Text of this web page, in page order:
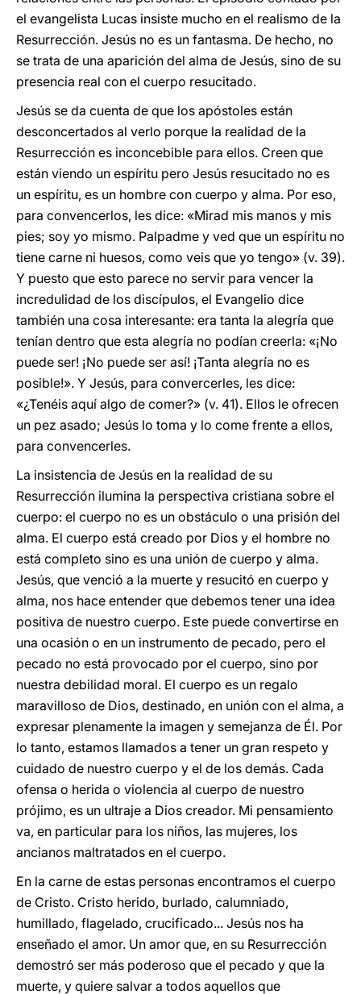
el evangelista Lucas insiste mucho en el realismo de la
Resurrección. Jesús no es un fantasma. De hecho, no
se trata de una aparición del alma de Jesús, sino de su
presencia real con el cuerpo resucitado.
Jesús se da cuenta de que los apóstoles están
desconcertados al verlo porque la realidad de la
Resurrección es inconcebible para ellos. Creen que
están viendo un espíritu pero Jesús resucitado no es
un espíritu, es un hombre con cuerpo y alma. Por eso,
para convencerlos, les dice: «Mirad mis manos y mis
pies; soy yo mismo. Palpadme y ved que un espíritu no
tiene carne ni huesos, como veis que yo tengo» (v. 39).
Y puesto que esto parece no servir para vencer la
incredulidad de los discípulos, el Evangelio dice
también una cosa interesante: era tanta la alegría que
tenían dentro que esta alegría no podían creerla: «¡No
puede ser! ¡No puede ser así! ¡Tanta alegría no es
posible!». Y Jesús, para convercerles, les dice:
«¿Tenéis aquí algo de comer?» (v. 41). Ellos le ofrecen
un pez asado; Jesús lo toma y lo come frente a ellos,
para convencerles.
La insistencia de Jesús en la realidad de su
Resurrección ilumina la perspectiva cristiana sobre el
cuerpo: el cuerpo no es un obstáculo o una prisión del
alma. El cuerpo está creado por Dios y el hombre no
está completo sino es una unión de cuerpo y alma.
Jesús, que venció a la muerte y resucitó en cuerpo y
alma, nos hace entender que debemos tener una idea
positiva de nuestro cuerpo. Este puede convertirse en
una ocasión o en un instrumento de pecado, pero el
pecado no está provocado por el cuerpo, sino por
nuestra debilidad moral. El cuerpo es un regalo
maravilloso de Dios, destinado, en unión con el alma, a
expresar plenamente la imagen y semejanza de Él. Por
lo tanto, estamos llamados a tener un gran respeto y
cuidado de nuestro cuerpo y el de los demás. Cada
ofensa o herida o violencia al cuerpo de nuestro
prójimo, es un ultraje a Dios creador. Mi pensamiento
va, en particular para los niños, las mujeres, los
ancianos maltratados en el cuerpo.
En la carne de estas personas encontramos el cuerpo
de Cristo. Cristo herido, burlado, calumniado,
humillado, flagelado, crucificado... Jesús nos ha
enseñado el amor. Un amor que, en su Resurrección
demostró ser más poderoso que el pecado y que la
muerte, y quiere salvar a todos aquellos que